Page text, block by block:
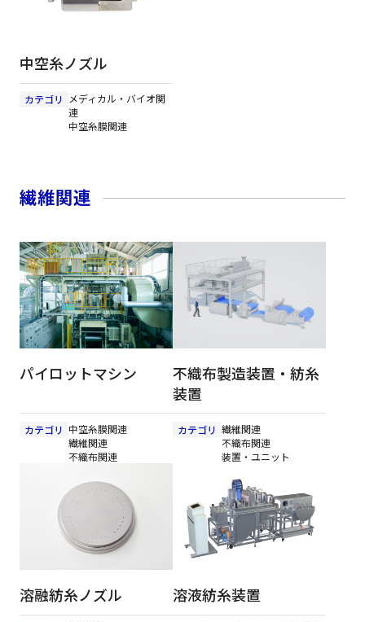
中空糸ノズル
カテゴリ メディカル・バイオ関
連
中空糸膜関連
繊維関連
パイロットマシン
カテゴリ 中空糸膜関連
繊維関連
不織布関連
不織布製造装置・紡糸
装置
カテゴリ 繊維関連
不織布関連
装置・ユニット
溶融紡糸ノズル 溶液紡糸装置